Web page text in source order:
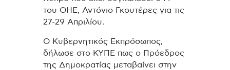
του ΟΗΕ, Αντόνιο Γκουτέρες για τις
27-29 Απριλίου.
Ο Κυβερνητικός Εκπρόσωπος,
δήλωσε στο ΚΥΠΕ πως ο Πρόεδρος
της Δημοκρατίας μεταβαίνει στην